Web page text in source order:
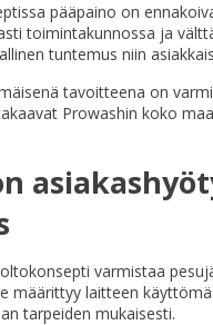
pääpaino on
toimintakunnossa ja
tuntemus niin
tavoitteena on
Prowashin koko
varmistaa
määrittyy laitteen
tarpeiden mukaisesti.